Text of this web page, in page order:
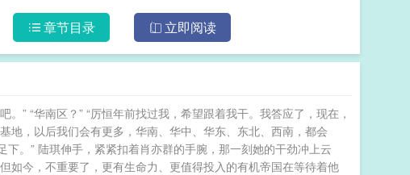
章节目录 立即阅读
” “华南区？” “厉恒年前找过我，希望跟着我干。我答应了，现在，
地，以后我们会有更多，华南、华中、华东、东北、西南，都会
。” 陆琪伸手，紧紧扣着肖亦群的手腕，那一刻她的干劲冲上云
如今，不重要了，更有生命力、更值得投入的有机帝国在等待着他